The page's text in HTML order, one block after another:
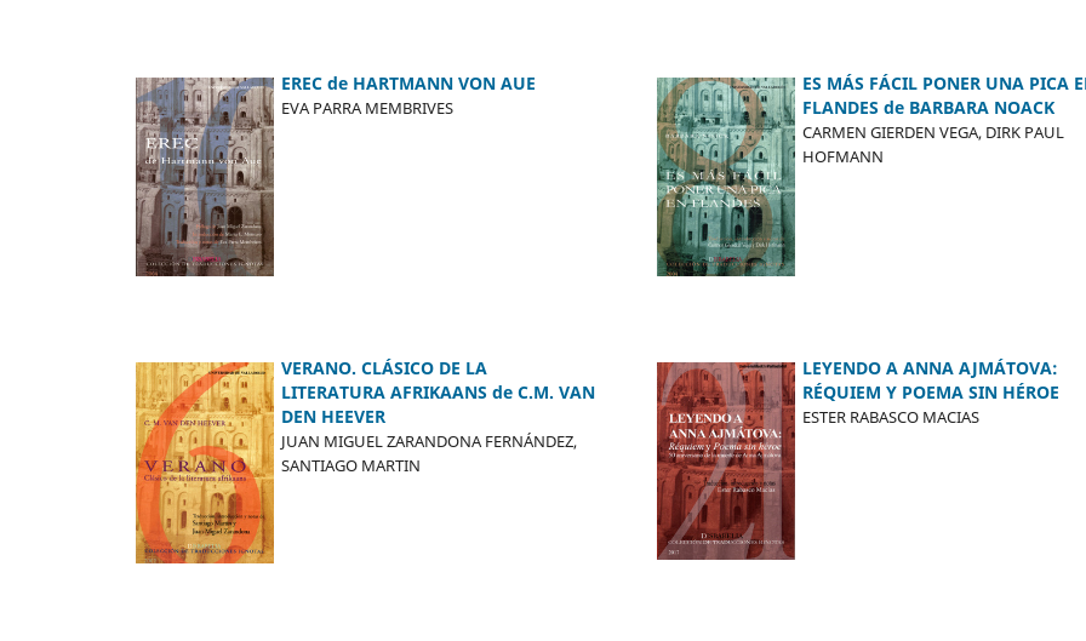
EREC de HARTMANN VON AUE
EVA PARRA MEMBRIVES
ES MÁS FÁCIL PONER UNA PICA
FLANDES de BARBARA NOACK
CARMEN GIERDEN VEGA, DIRK PAUL
HOFMANN
VERANO. CLÁSICO DE LA
LITERATURA AFRIKAANS de C.M. VAN
DEN HEEVER
JUAN MIGUEL ZARANDONA FERNÁNDEZ,
SANTIAGO MARTIN
LEYENDO A ANNA AJMÁTOVA:
RÉQUIEM Y POEMA SIN HÉROE
ESTER RABASCO MACIAS